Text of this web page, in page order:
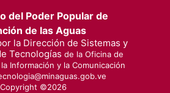
del Poder Popular de
de las Aguas
la Dirección de Sistemas y
Tecnologías de la Oficina de
Información y la Comunicación
Copyright ©2026